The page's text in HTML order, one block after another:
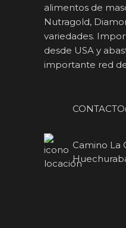
alimentos de
Nutragold,
variedades.
desde USA y
importante red
Camino La